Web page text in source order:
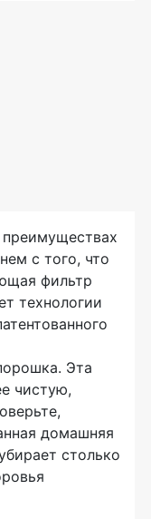
с того, что
фильтр
технологии
Эта
чистую,
домашняя
столько